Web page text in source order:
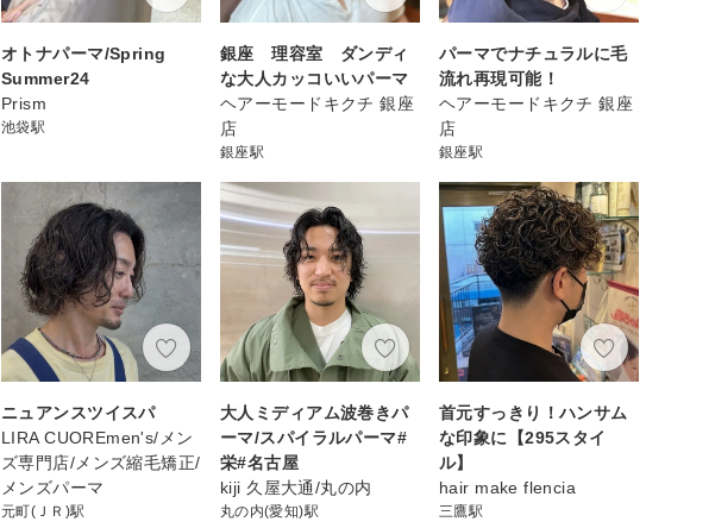
オトナパーマ/Spring
Summer24
Prism
池袋駅
銀座 理容室 ダンディ
な大人カッコいいパーマ
ヘアーモードキクチ 銀座
店
銀座駅
パーマでナチュラルに毛
流れ再現可能！
ヘアーモードキクチ 銀座
店
銀座駅
ニュアンスツイスパ
LIRA CUOREmen's/メン
ズ専門店/メンズ縮毛矯正/
メンズパーマ
元町(ＪＲ)駅
大人ミディアム波巻きパ
ーマ/スパイラルパーマ#
栄#名古屋
kiji 久屋大通/丸の内
丸の内(愛知)駅
首元すっきり！ハンサム
な印象に【295スタイ
ル】
hair make flencia
三鷹駅